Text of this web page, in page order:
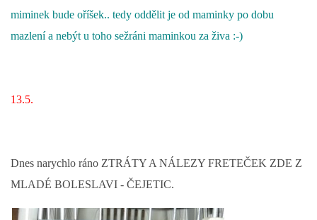
miminek bude oříšek.. tedy oddělit je od maminky po dobu
mazlení a nebýt u toho sežráni maminkou za živa :-)
13.5.
Dnes narychlo ráno ZTRÁTY A NÁLEZY FRETEČEK ZDE Z
MLADÉ BOLESLAVI - ČEJETIC.